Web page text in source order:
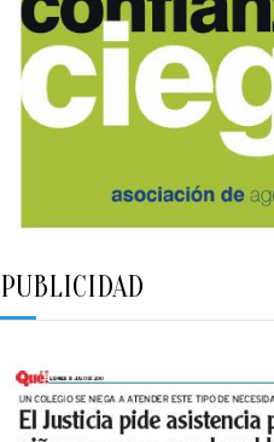
PUBLICIDAD